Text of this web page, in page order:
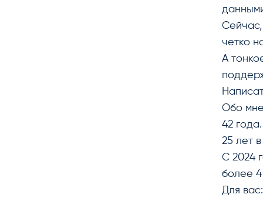
Сейчас,
четко
А
Обо
42 года.
25 лет
С 2024
более
Для вас: